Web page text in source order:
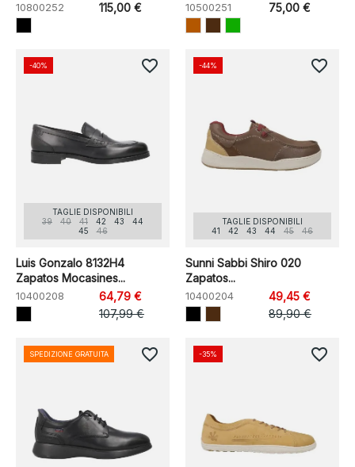
10800252 115,00 € 10500251 75,00 €
TAGLIE DISPONIBILI
39
40 41 42 43
44
45
46
Luis Gonzalo 8132H4
Zapatos Mocasines...
10400208
64,79 €
107,99 €
-40% favorite_border
TAGLIE DISPONIBILI
41
42 43 44 45 46
Sunni Sabbi Shiro 020
Zapatos...
10400204
49,45 €
89,90 €
-44% favorite_border
SPEDIZIONE GRATUITA favorite_border -35% favorite_border